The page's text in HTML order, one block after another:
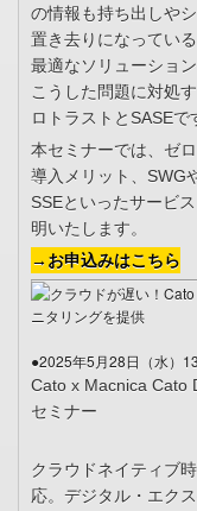
の情報も持ち出しや
置き去りになってい
最適なソリューショ
こうした問題に対処
ロトラストとSASEで
本セミナーでは、ゼ
導入メリット、SWG
SSEといったサービ
明いたします。
→お申込みはこちら
●2025年5月28日（水）
Cato x Macnica Cato
セミナー
クラウドネイティブ
応。デジタル・エク